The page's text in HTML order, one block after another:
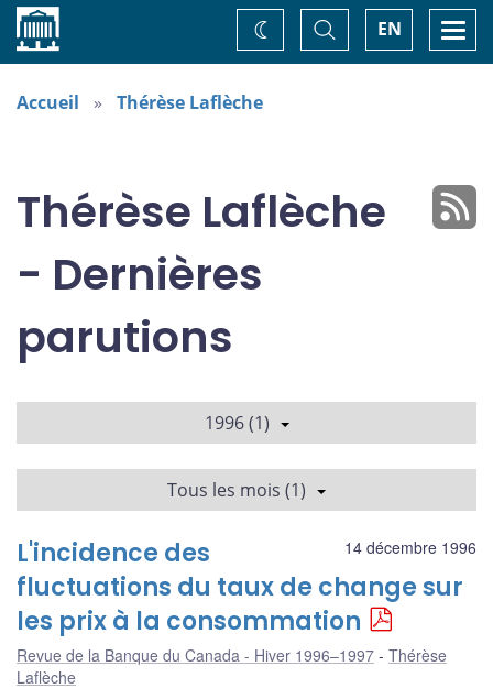
Accueil EN
Basculer
la
recherche
Changez
de
Accueil Thérèse Laflèche
Thérèse Laflèche
- Dernières
parutions
1996 (1)
Tous les mois (1)
14 décembre 1996
L'incidence des
fluctuations du taux de change sur
les prix à la consommation
Revue de la Banque du Canada - Hiver 1996–1997
Thérèse
Laflèche